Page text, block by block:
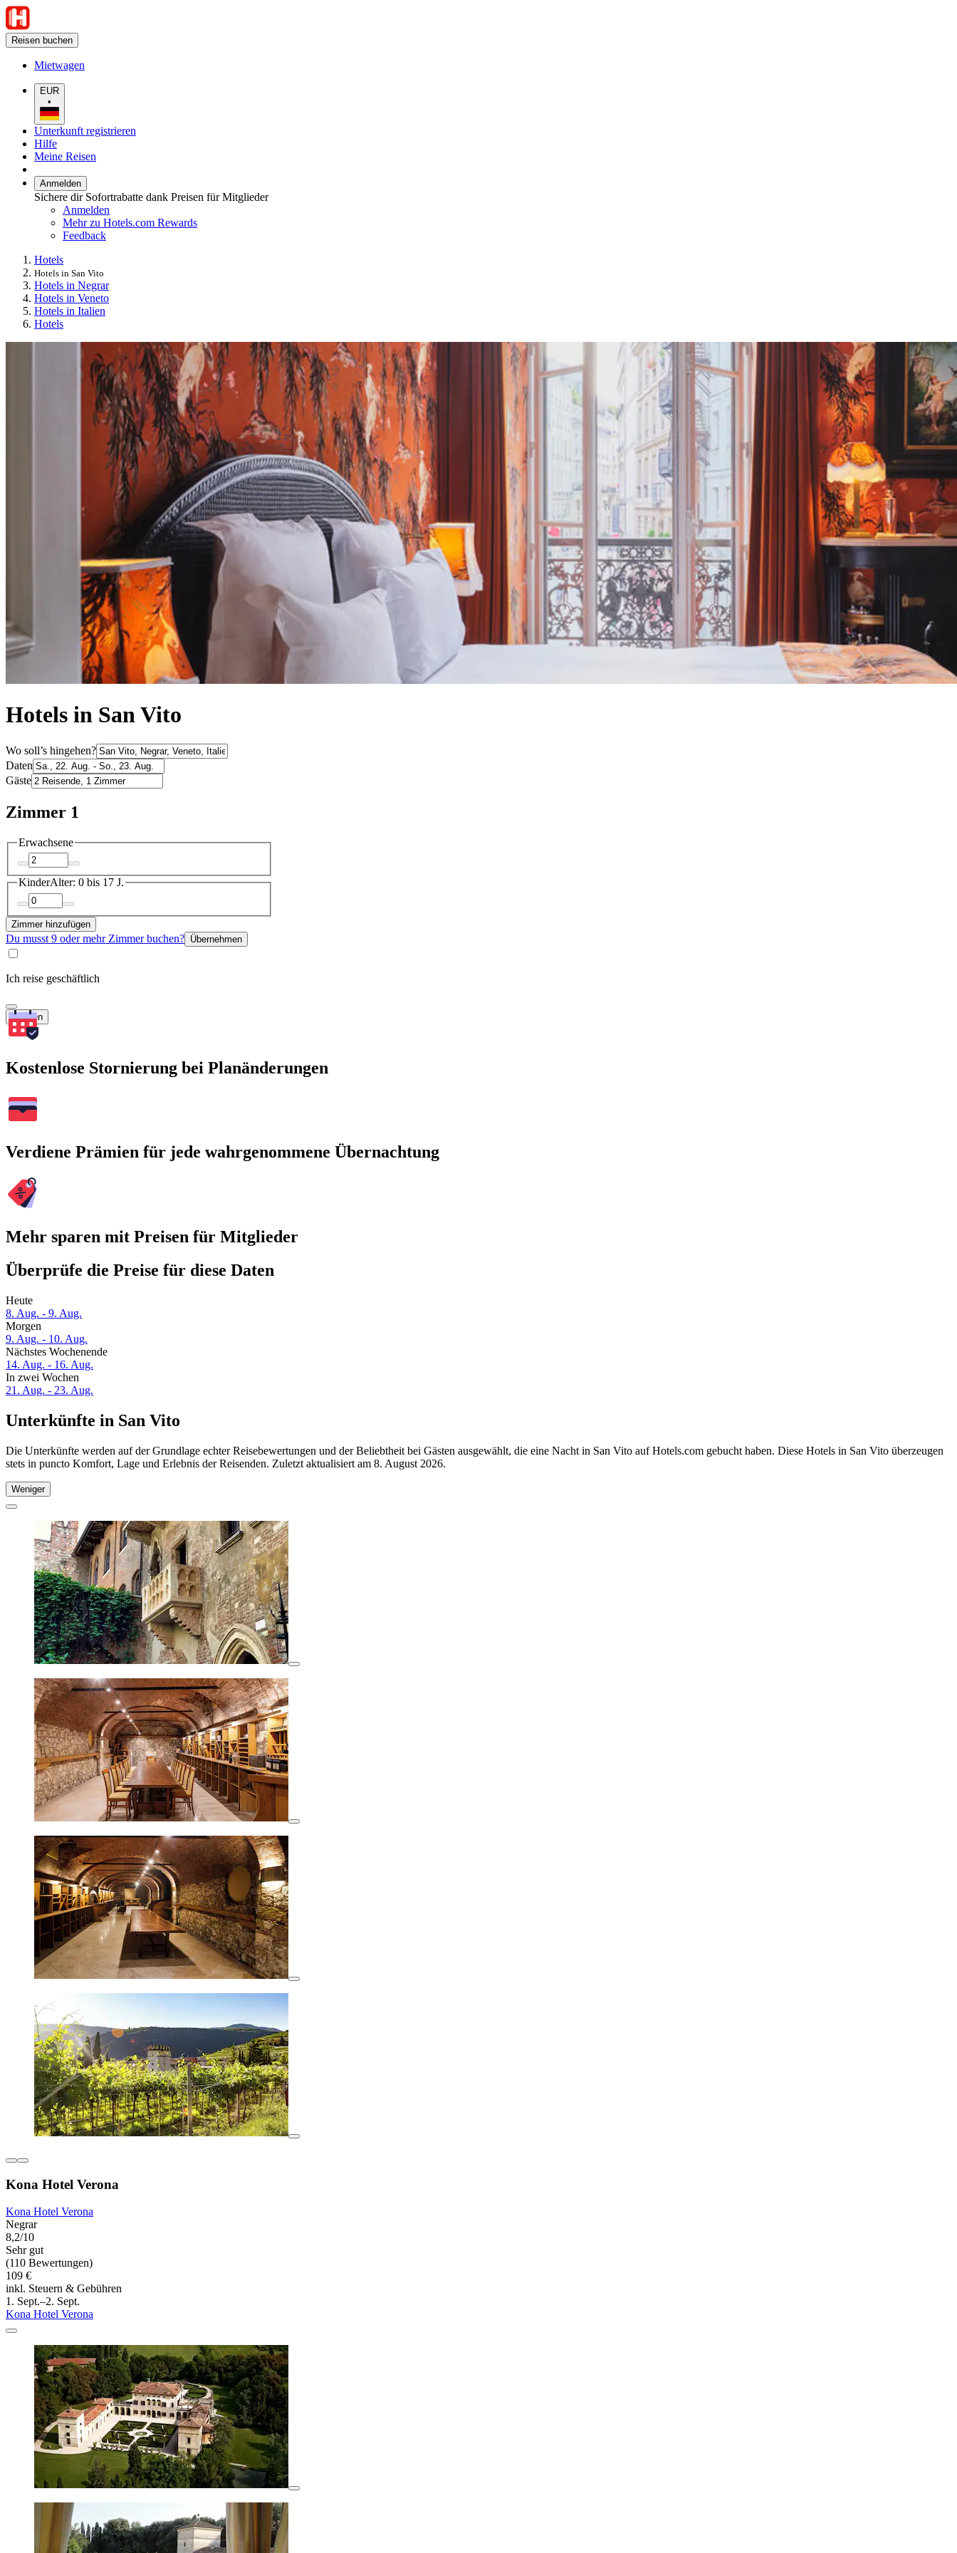
Reisen buchen
Mietwagen
EUR
•
Unterkunft registrieren
Hilfe
Meine Reisen
Anmelden
Sichere dir Sofortrabatte dank Preisen für Mitglieder
Anmelden
Mehr zu Hotels.com Rewards
Feedback
Hotels
Hotels in San Vito
Hotels in Negrar
Hotels in Veneto
Hotels in Italien
Hotels
Hotels in San Vito
Wo soll’s hingehen?
Daten
Gäste
Zimmer 1
Erwachsene
KinderAlter: 0 bis 17 J.
Zimmer hinzufügen
Du musst 9 oder mehr Zimmer buchen? Übernehmen
Ich reise geschäftlich
Suchen
Kostenlose Stornierung bei Planänderungen
Verdiene Prämien für jede wahrgenommene Übernachtung
Mehr sparen mit Preisen für Mitglieder
Überprüfe die Preise für diese Daten
Heute
8. Aug. - 9. Aug.
Morgen
9. Aug. - 10. Aug.
Nächstes Wochenende
14. Aug. - 16. Aug.
In zwei Wochen
21. Aug. - 23. Aug.
Unterkünfte in San Vito
Die Unterkünfte werden auf der Grundlage echter Reisebewertungen und der Beliebtheit bei Gästen ausgewählt, die eine Nacht in San Vito auf Hotels.com gebucht haben. Diese Hotels in San Vito überzeugen
stets in puncto Komfort, Lage und Erlebnis der Reisenden. Zuletzt aktualisiert am 8. August 2026.
Weniger
Kona Hotel Verona
Kona Hotel Verona
Negrar
8,2/10
Sehr gut
(110 Bewertungen)
109 €
inkl. Steuern & Gebühren
1. Sept.–2. Sept.
Kona Hotel Verona